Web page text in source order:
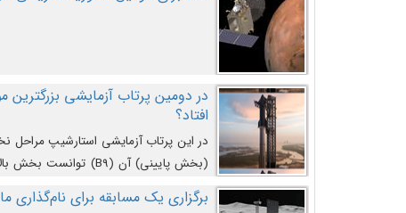
افتاد؟
در این پرتاب آزمایشی استارشیپ
کند و سپس با یک مکانیزم جدید با موفقیت
برگزاری یک مسابقه برای نام‌گذاری